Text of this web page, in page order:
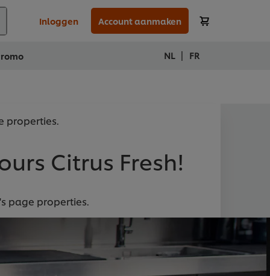
Inloggen Account aanmaken
NL | FR
properties.
Citrus Fresh!
page properties.